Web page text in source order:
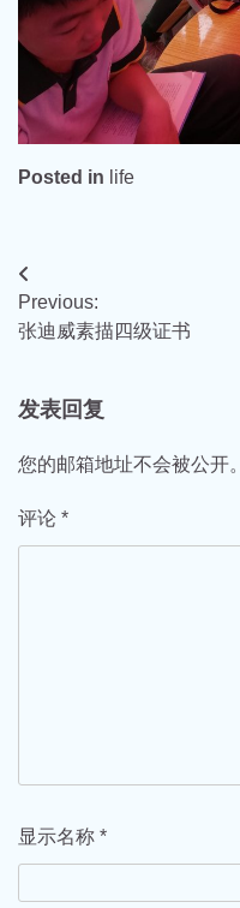
Posted in life
文
章
航
Previous:
张迪威素描四级证书
发表回复
您的邮箱地址不会被公开。
评论 *
显示名称 *